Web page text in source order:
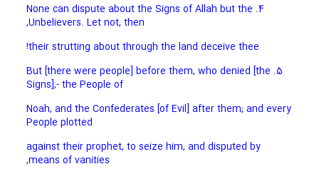
4. None can dispute about the Signs of Allah but the
Unbelievers. Let not, then,
their strutting about through the land deceive thee!
5. But [there were people] before them, who denied [the
Signs],- the People of
Noah, and the Confederates [of Evil] after them; and every
People plotted
against their prophet, to seize him, and disputed by
means of vanities,